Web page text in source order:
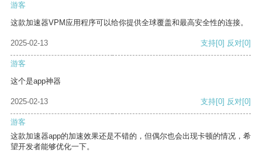
游客
这款加速器VPM应用程序可以给你提供全球覆盖和最高安全性的连接。
2025-02-13 支持[0] 反对[0]
游客
这个是app神器
2025-02-13 支持[0] 反对[0]
游客
这款加速器app的加速效果还是不错的，但偶尔也会出现卡顿的情况，希
望开发者能够优化一下。